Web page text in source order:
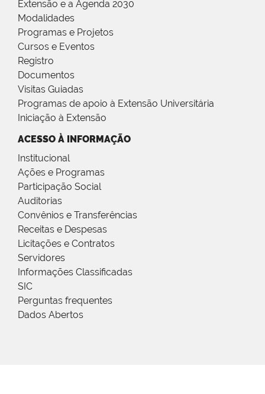
Extensão e a Agenda 2030
Modalidades
Programas e Projetos
Cursos e Eventos
Registro
Documentos
Visitas Guiadas
Programas de apoio à Extensão Universitária
Iniciação à Extensão
ACESSO À INFORMAÇÃO
Institucional
Ações e Programas
Participação Social
Auditorias
Convênios e Transferências
Receitas e Despesas
Licitações e Contratos
Servidores
Informações Classificadas
SIC
Perguntas frequentes
Dados Abertos